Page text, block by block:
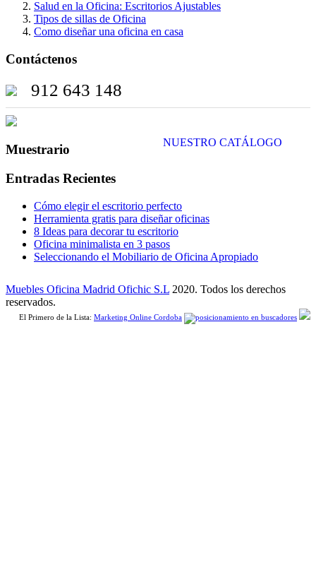
Salud en la Oficina: Escritorios Ajustables
Tipos de sillas de Oficina
Como diseñar una oficina en casa
Contáctenos
912 643 148
NUESTRO CATÁLOGO
Muestrario
Entradas Recientes
Cómo elegir el escritorio perfecto
Herramienta gratis para diseñar oficinas
8 Ideas para decorar tu escritorio
Oficina minimalista en 3 pasos
Seleccionando el Mobiliario de Oficina Apropiado
Muebles Oficina Madrid Ofichic S.L 2020. Todos los derechos
reservados.
El Primero de la Lista: Marketing Online Cordoba